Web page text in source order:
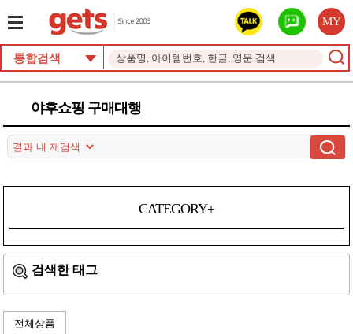
MY
통합검색
야후쇼핑 구매대행
CATEGORY+
검색한 태그
전체상품